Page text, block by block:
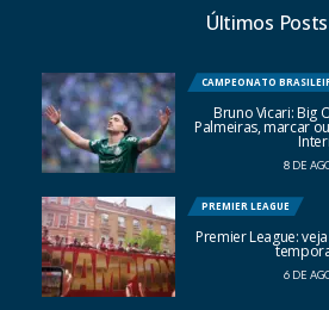
Últimos Posts
CAMPEONATO
Bruno Vicari: Big
Palmeiras, marcar
8 DE
PREMIER LEAGUE
Premier League:
6 DE